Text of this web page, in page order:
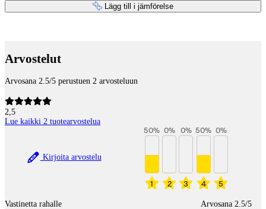
Lägg till i jämförelse
Arvostelut
Arvosana 2.5/5 perustuen 2 arvosteluun
2,5
Lue kaikki 2 tuotearvostelua
Kirjoita arvostelu
1
50%
2
0%
3
0%
4
50%
5
0%
Vastinetta rahalle Arvosana 2.5/5